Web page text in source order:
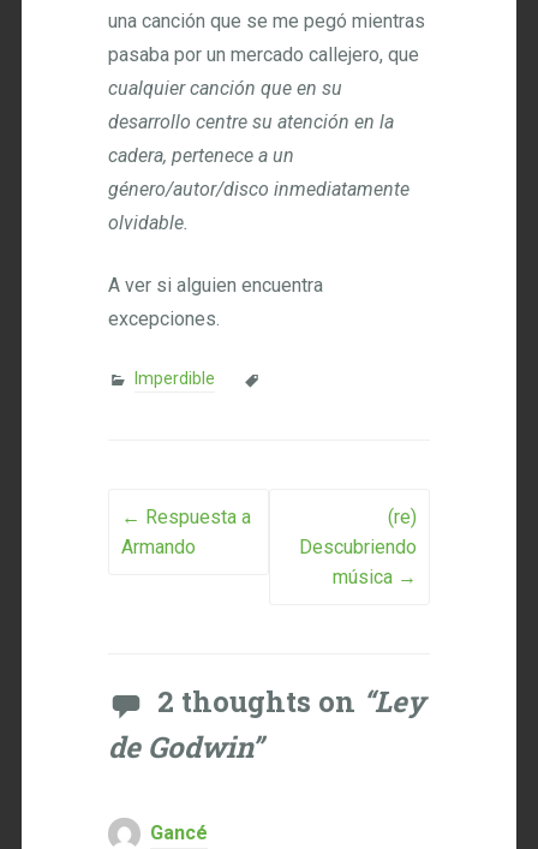
una canción que se me pegó mientras
pasaba por un mercado callejero, que
cualquier canción que en su
desarrollo centre su atención en la
cadera, pertenece a un
género/autor/disco inmediatamente
olvidable.
A ver si alguien encuentra
excepciones.
Imperdible
Post navigation
← Respuesta a
Armando
(re)
Descubriendo
música →
2 thoughts on “Ley
de Godwin”
Gancé